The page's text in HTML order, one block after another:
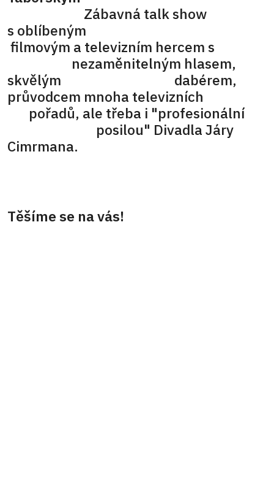
Zábavná talk show
s oblíbeným
filmovým a televizním hercem s
nezaměnitelným hlasem,
skvělým dabérem,
průvodcem mnoha televizních
pořadů, ale třeba i "profesionální
posilou" Divadla Járy
Cimrmana.
Těšíme se na vás!